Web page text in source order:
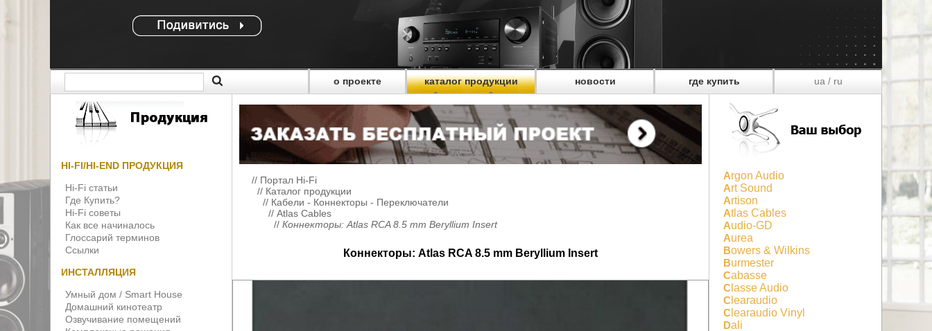
о проекте каталог продукции новости где купить ua/ ru
HI-FI/HI-END ПРОДУКЦИЯ
Hi-Fi статьи
Где Купить?
Hi-Fi советы
Как все начиналось
Глоссарий терминов
Ссылки
ИНСТАЛЛЯЦИЯ
Умный дом / Smart House
Домашний кинотеатр
Озвучивание помещений
// Портал Hi-Fi
// Каталог продукции
// Кабели - Коннекторы - Переключатели
// Atlas Cables
// Коннекторы: Atlas RCA 8.5 mm Beryllium Insert
Коннекторы: Atlas RCA 8.5 mm Beryllium Insert
Argon Audio
Art Sound
Artison
Atlas Cables
Audio-GD
Aurea
Bowers & Wilkins
Burmester
Cabasse
Classe Audio
Clearaudio
Clearaudio Vinyl
Dali